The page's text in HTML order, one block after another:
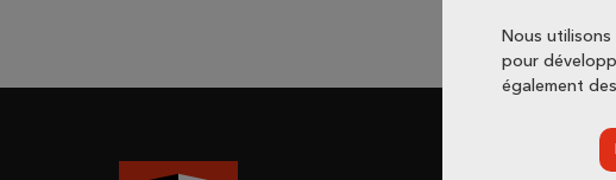
Acheter un
Nous
pour
également